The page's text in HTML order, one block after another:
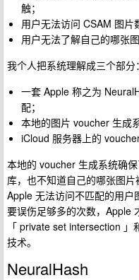
触；
用户无法访问 CSAM 图片
用户无法了解自己的哪张
我个人把系统理解成三个部分：
一套 Apple 称之为
配；
本地的图片 voucher 生成系
iCloud 服务器上的
本地的 voucher 生成系统确
库，也不知道自己的哪张图
Apple 无法访问不匹配的用
要误伤足够多的次数，Apple
「 private set intersection
技术。
NeuralHash